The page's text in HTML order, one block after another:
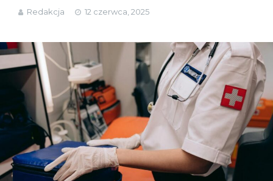
Redakcja 12 czerwca, 2025